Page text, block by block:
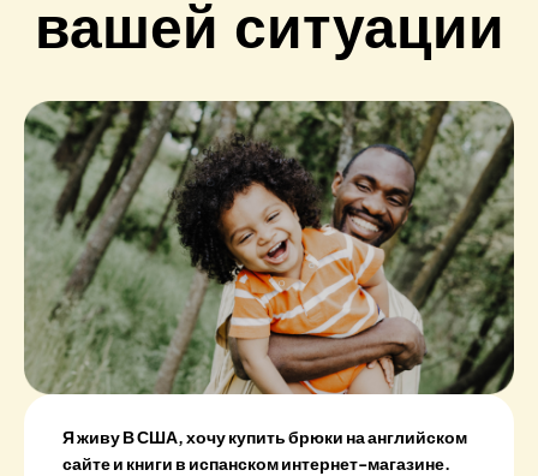
вашей ситуации
Я живу В США, хочу купить брюки на английском
сайте и книги в испанском интернет-магазине.